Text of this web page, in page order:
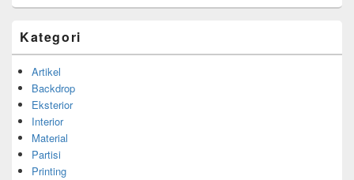
Kategori
Artikel
Backdrop
Eksterior
Interior
Material
Partisi
Printing